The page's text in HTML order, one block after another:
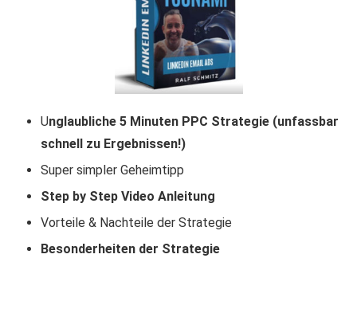
Unglaubliche 5 Minuten PPC Strategie (unfassbar
schnell zu Ergebnissen!)
Super simpler Geheimtipp
Step by Step Video Anleitung
Vorteile & Nachteile der Strategie
Besonderheiten der Strategie